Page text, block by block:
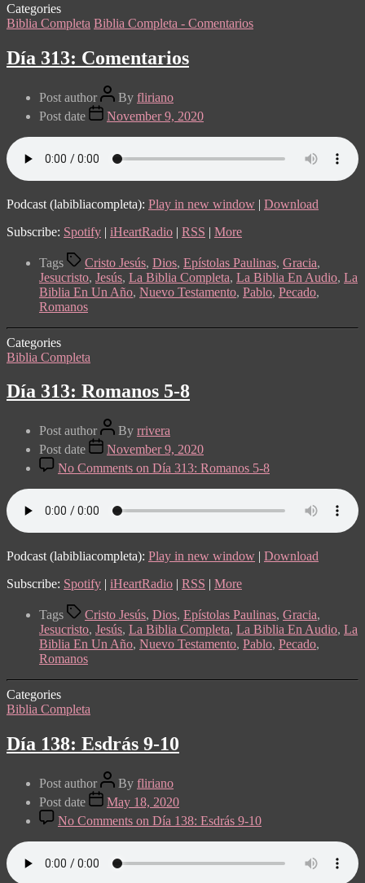
Categories
Biblia Completa Biblia Completa - Comentarios
Día 313: Comentarios
Post author By fliriano
Post date
November 9, 2020
Podcast (labibliacompleta): Play in new window | Download
Subscribe: Spotify | iHeartRadio | RSS | More
Tags Cristo Jesús, Dios, Epístolas Paulinas, Gracia,
Jesucristo, Jesús, La Biblia Completa, La Biblia En Audio, La
Biblia En Un Año, Nuevo Testamento, Pablo, Pecado,
Romanos
Categories
Biblia Completa
Día 313: Romanos 5-8
Post author By rrivera
Post date
November 9, 2020
No Comments on Día 313: Romanos 5-8
Podcast (labibliacompleta): Play in new window | Download
Subscribe: Spotify | iHeartRadio | RSS | More
Tags Cristo Jesús, Dios, Epístolas Paulinas, Gracia,
Jesucristo, Jesús, La Biblia Completa, La Biblia En Audio, La
Biblia En Un Año, Nuevo Testamento, Pablo, Pecado,
Romanos
Categories
Biblia Completa
Día 138: Esdrás 9-10
Post author By fliriano
Post date
May 18, 2020
No Comments on Día 138: Esdrás 9-10